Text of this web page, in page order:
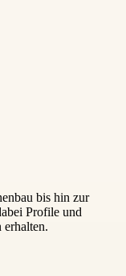
bis hin zur
Profile und